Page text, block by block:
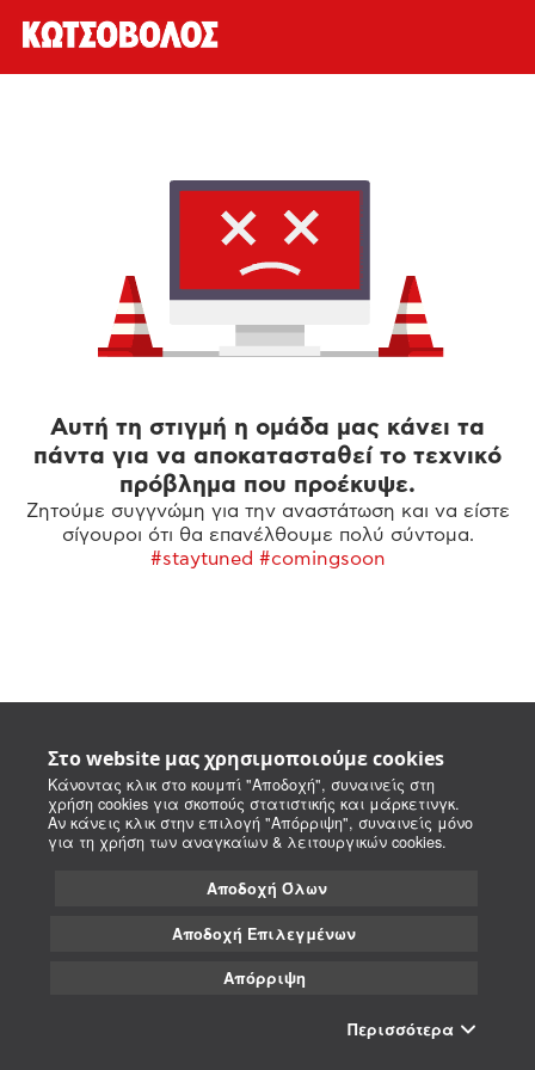
Στο website μας χρησιμοποιούμε cookies
Κάνοντας κλικ στο κουμπί "Αποδοχή", συναινείς στη
χρήση cookies για σκοπούς στατιστικής και μάρκετινγκ.
Αν κάνεις κλικ στην επιλογή "Απόρριψη", συναινείς μόνο
για τη χρήση των αναγκαίων & λειτουργικών cookies.
Αποδοχή Όλων
Αποδοχή Επιλεγμένων
Απόρριψη
Περισσότερα
Αυτή τη στιγμή η ομάδα μας κάνει τα
πάντα για να αποκατασταθεί το τεχνικό
πρόβλημα που προέκυψε.
Ζητούμε συγγνώμη για την αναστάτωση και να είστε
σίγουροι ότι θα επανέλθουμε πολύ σύντομα.
#staytuned #comingsoon